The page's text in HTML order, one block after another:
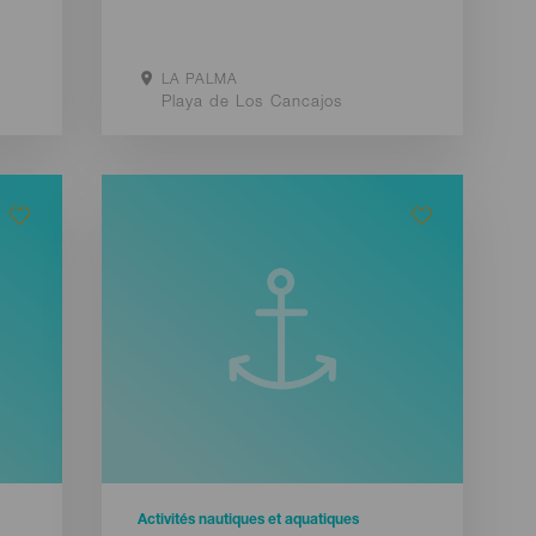
LA PALMA
Localidad
Playa de Los Cancajos
Activités nautiques et aquatiques